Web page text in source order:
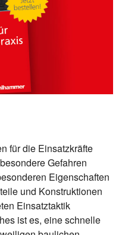
für die Einsatzkräfte
Gefahren
Eigenschaften
und Konstruktionen
Einsatztaktik
ist es, eine schnelle